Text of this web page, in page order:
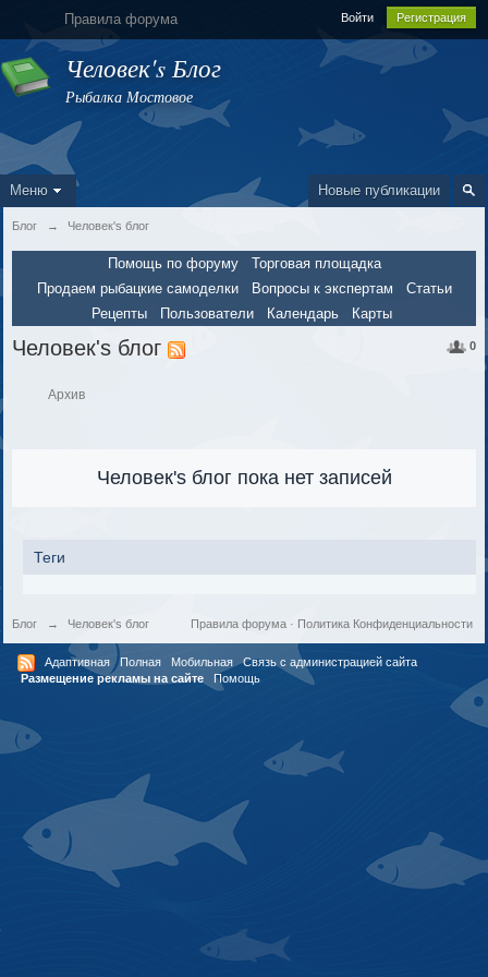
Правила форума Войти Регистрация
Человек's Блог
Рыбалка Мостовое
Новые публикации
Меню
Блог → Человек's блог
Помощь по форуму
Торговая площадка
Продаем рыбацкие самоделки
Вопросы к экспертам
Статьи
Рецепты
Пользователи Календарь Карты
0
Человек's блог
Архив
Человек's блог пока нет записей
Теги
Блог → Человек's блог Политика Конфиденциальности
Правила форума·
Адаптивная Полная Мобильная
Связь с администрацией сайта
Размещение рекламы на сайте
Помощь